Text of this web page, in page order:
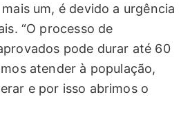
um, é devido a urgência
“O processo de
pode durar até 60
atender à população,
e por isso abrimos o